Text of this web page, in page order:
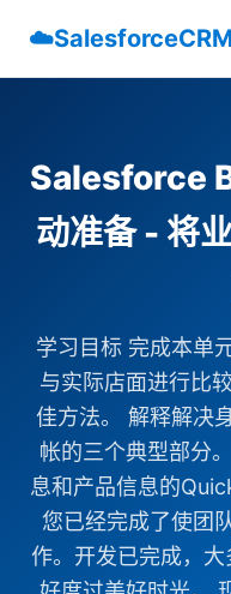
☁️
Salesforce
动准备 - 将
学习目标 完成本单
与实际店面进行比
佳方法。 解释解决
帐的三个典型部分
息和产品信息的
您已经完成了使团
作。开发已完成，